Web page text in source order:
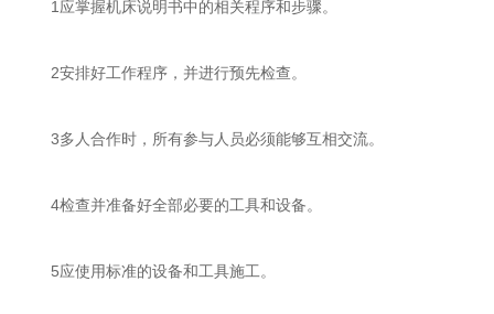
1应掌握机床说明书中的相关程序和步骤。
2安排好工作程序，并进行预先检查。
3多人合作时，所有参与人员必须能够互相交流。
4检查并准备好全部必要的工具和设备。
5应使用标准的设备和工具施工。